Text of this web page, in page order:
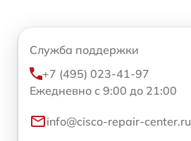
Служба поддержки
+7 (495) 023-41-97
Ежедневно с 9:00 до 21:00
info@cisco-repair-center.ru